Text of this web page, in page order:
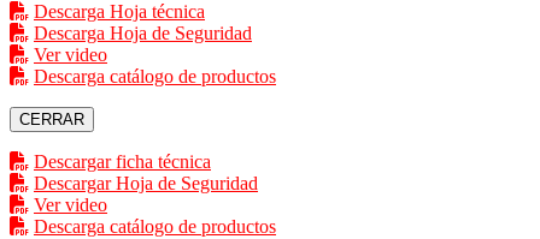
Descarga Hoja técnica
Descarga Hoja de Seguridad
Ver video
Descarga catálogo de productos
CERRAR
Descargar ficha técnica
Descargar Hoja de Seguridad
Ver video
Descarga catálogo de productos